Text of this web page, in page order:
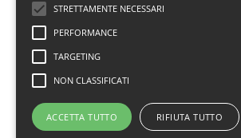
Cookie Policy
Termini e condizioni d'uso
Politica sui rimborsi
Prendi un appuntamento
STRETTAMENTE NECESSARI
PERFORMANCE
TARGETING
NON CLASSIFICATI
ACCETTA TUTTO RIFIUTA TUTTO